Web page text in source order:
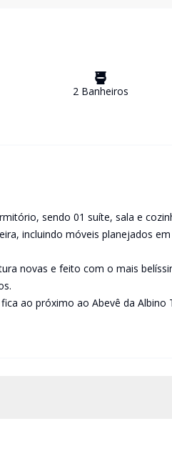
2 Banheiros
sendo 01 suíte, sala e
incluindo móveis planejados
novas e feito com o mais
ao próximo ao Abevê da